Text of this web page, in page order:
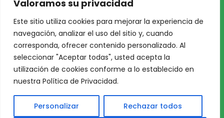
Valoramos su privacidad
Este sitio utiliza cookies para mejorar la experiencia de
navegación, analizar el uso del sitio y, cuando
corresponda, ofrecer contenido personalizado. Al
seleccionar "Aceptar todas", usted acepta la
utilización de cookies conforme a lo establecido en
nuestra Política de Privacidad.
Personalizar Rechazar todos
+54 9 342 467-4510
NOSOTROS
Inicio
Acceso Asociados
Nosotros
CENTRO DE AYUDA
Protección de Datos
Personales